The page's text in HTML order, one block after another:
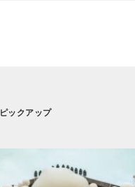
ピックアップ